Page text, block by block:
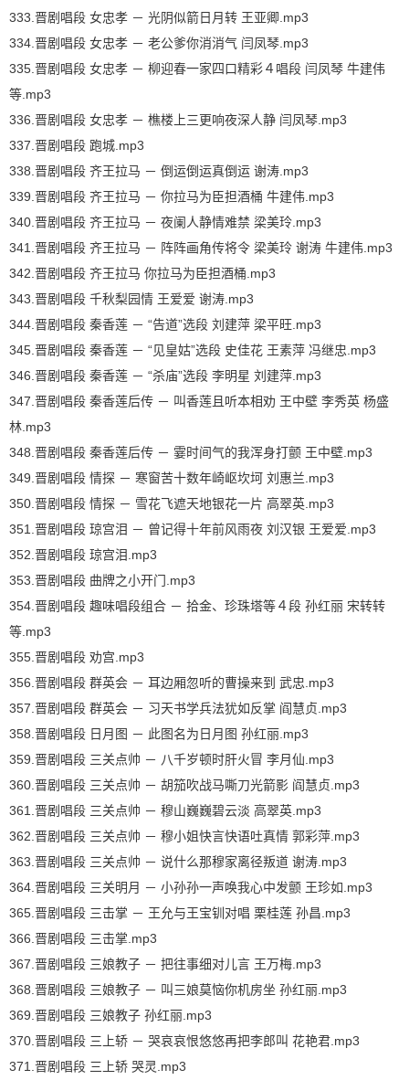
333.晋剧唱段 女忠孝 － 光阴似箭日月转 王亚卿.mp3
334.晋剧唱段 女忠孝 － 老公爹你消消气 闫凤琴.mp3
335.晋剧唱段 女忠孝 － 柳迎春一家四口精彩４唱段 闫凤琴 牛建伟
等.mp3
336.晋剧唱段 女忠孝 － 樵楼上三更响夜深人静 闫凤琴.mp3
337.晋剧唱段 跑城.mp3
338.晋剧唱段 齐王拉马 － 倒运倒运真倒运 谢涛.mp3
339.晋剧唱段 齐王拉马 － 你拉马为臣担酒桶 牛建伟.mp3
340.晋剧唱段 齐王拉马 － 夜阑人静情难禁 梁美玲.mp3
341.晋剧唱段 齐王拉马 － 阵阵画角传将令 梁美玲 谢涛 牛建伟.mp3
342.晋剧唱段 齐王拉马 你拉马为臣担酒桶.mp3
343.晋剧唱段 千秋梨园情 王爱爱 谢涛.mp3
344.晋剧唱段 秦香莲 － “告道”选段 刘建萍 梁平旺.mp3
345.晋剧唱段 秦香莲 － “见皇姑”选段 史佳花 王素萍 冯继忠.mp3
346.晋剧唱段 秦香莲 － “杀庙”选段 李明星 刘建萍.mp3
347.晋剧唱段 秦香莲后传 － 叫香莲且听本相劝 王中壁 李秀英 杨盛
林.mp3
348.晋剧唱段 秦香莲后传 － 霎时间气的我浑身打颤 王中壁.mp3
349.晋剧唱段 情探 － 寒窗苦十数年崎岖坎坷 刘惠兰.mp3
350.晋剧唱段 情探 － 雪花飞遮天地银花一片 高翠英.mp3
351.晋剧唱段 琼宫泪 － 曾记得十年前风雨夜 刘汉银 王爱爱.mp3
352.晋剧唱段 琼宫泪.mp3
353.晋剧唱段 曲牌之小开门.mp3
354.晋剧唱段 趣味唱段组合 － 拾金、珍珠塔等４段 孙红丽 宋转转
等.mp3
355.晋剧唱段 劝宫.mp3
356.晋剧唱段 群英会 － 耳边厢忽听的曹操来到 武忠.mp3
357.晋剧唱段 群英会 － 习天书学兵法犹如反掌 阎慧贞.mp3
358.晋剧唱段 日月图 － 此图名为日月图 孙红丽.mp3
359.晋剧唱段 三关点帅 － 八千岁顿时肝火冒 李月仙.mp3
360.晋剧唱段 三关点帅 － 胡笳吹战马嘶刀光箭影 阎慧贞.mp3
361.晋剧唱段 三关点帅 － 穆山巍巍碧云淡 高翠英.mp3
362.晋剧唱段 三关点帅 － 穆小姐快言快语吐真情 郭彩萍.mp3
363.晋剧唱段 三关点帅 － 说什么那穆家离径叛道 谢涛.mp3
364.晋剧唱段 三关明月 － 小孙孙一声唤我心中发颤 王珍如.mp3
365.晋剧唱段 三击掌 － 王允与王宝钏对唱 栗桂莲 孙昌.mp3
366.晋剧唱段 三击掌.mp3
367.晋剧唱段 三娘教子 － 把往事细对儿言 王万梅.mp3
368.晋剧唱段 三娘教子 － 叫三娘莫恼你机房坐 孙红丽.mp3
369.晋剧唱段 三娘教子 孙红丽.mp3
370.晋剧唱段 三上轿 － 哭哀哀恨悠悠再把李郎叫 花艳君.mp3
371.晋剧唱段 三上轿 哭灵.mp3